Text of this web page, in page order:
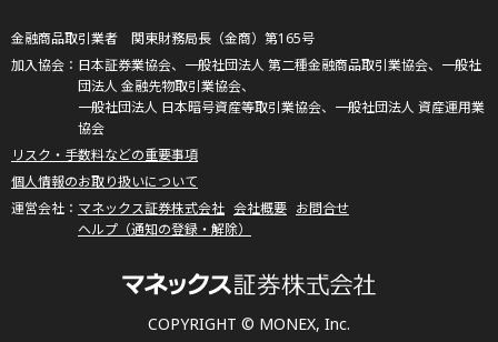
COPYRIGHT © MONEX, Inc.
金融商品取引業者 関東財務局長（金商）第165号
日本証券業協会、一般社団法人 第二種金融商品取引業協会、一般社
団法人 金融先物取引業協会、
一般社団法人 日本暗号資産等取引業協会、一般社団法人 資産運用業
協会
リスク・手数料などの重要事項
個人情報のお取り扱いについて
マネックス証券株式会社 会社概要 お問合せ
ヘルプ（通知の登録・解除）